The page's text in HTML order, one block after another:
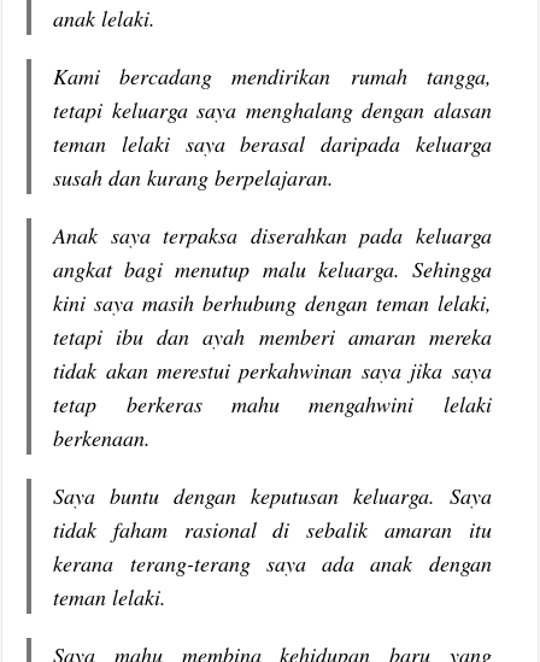
anak lelaki.
Kami bercadang mendirikan rumah tangga,
tetapi keluarga saya menghalang dengan alasan
teman lelaki saya berasal daripada keluarga
susah dan kurang berpelajaran.
Anak saya terpaksa diserahkan pada keluarga
angkat bagi menutup malu keluarga. Sehingga
kini saya masih berhubung dengan teman lelaki,
tetapi ibu dan ayah memberi amaran mereka
tidak akan merestui perkahwinan saya jika saya
tetap berkeras mahu mengahwini lelaki
berkenaan.
Saya buntu dengan keputusan keluarga. Saya
tidak faham rasional di sebalik amaran itu
kerana terang-terang saya ada anak dengan
teman lelaki.
Saya mahu membina kehidupan baru yang